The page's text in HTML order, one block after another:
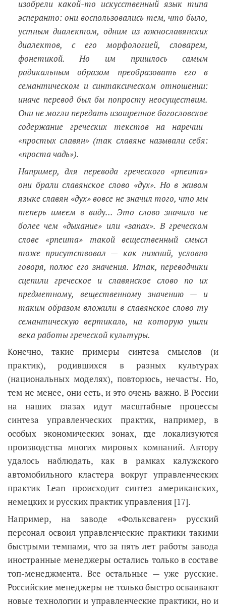
изобрели какой-то искусственный язык типа
эсперанто: они воспользовались тем, что было,
устным диалектом, одним из южнославянских
диалектов, с его морфологией, словарем,
фонетикой. Но им пришлось самым
радикальным образом преобразовать его в
семантическом и синтаксическом отношении:
иначе перевод был бы попросту неосуществим.
Они не могли передать изощренное богословское
содержание греческих текстов на наречии
«простых славян» (так славяне называли себя:
«проста чадь»).
Например, для перевода греческого «pneuma»
они брали славянское слово «дух». Но в живом
языке славян «дух» вовсе не значил того, что мы
теперь имеем в виду... Это слово значило не
более чем «дыхание» или «запах». В греческом
слове «pneuma» такой вещественный смысл
тоже присутствовал — как нижний, условно
говоря, полюс его значения. Итак, переводчики
сцепили греческое и славянское слово по их
предметному, вещественному значению — и
таким образом вложили в славянское слово ту
семантическую вертикаль, на которую ушли
века работы греческой культуры.
Конечно, такие примеры синтеза смыслов (и
практик), родившихся в разных культурах
(национальных моделях), повторюсь, нечасты. Но,
тем не менее, они есть, и это очень важно. В России
на наших глазах идут масштабные процессы
синтеза управленческих практик, например, в
особых экономических зонах, где локализуются
производства многих мировых компаний. Автору
удалось наблюдать, как в рамках калужского
автомобильного кластера вокруг управленческих
практик Lean происходит синтез американских,
немецких и русских практик управления [17].
Например, на заводе «Фольксваген» русский
персонал освоил управленческие практики такими
быстрыми темпами, что за пять лет работы завода
иностранные менеджеры остались только в составе
топ-менеджмента. Все остальные — уже русские.
Российские менеджеры не только быстро осваивают
новые технологии и управленческие практики, но и